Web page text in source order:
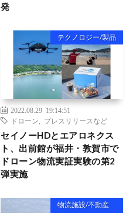
発
テクノロジー/製品
2022.08.29 19:14:51
ドローン
プレスリリースなど
セイノーHDとエアロネクス
ト、出前館が福井・敦賀市で
ドローン物流実証実験の第2
弾実施
物流施設/不動産